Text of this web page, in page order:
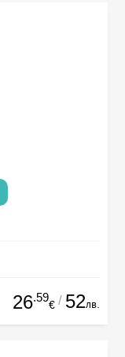
26.59
€ / 52лв.